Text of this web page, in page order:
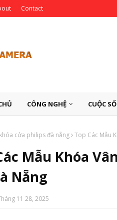
Contact
CÔNG NGHỆ CUỘC
khóa cửa philips đà nẵng Top Các Mẫu
Mẫu Khóa
Nẵng
11 28, 2025